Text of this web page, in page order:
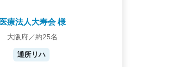
医療法人大寿会 様
大阪府／約25名
通所リハ